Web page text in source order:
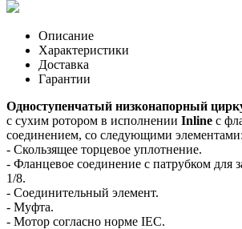
Описание
Характеристики
Доставка
Гарантии
Одноступенчатый низконапорный
с сухим ротором в исполнении Inline с
соединением, со следующими элементами:
- Скользящее торцевое уплотнение.
- Фланцевое соединение с патрубком для
1/8.
- Соединительный элемент.
- Муфта.
- Мотор согласно норме IEC.